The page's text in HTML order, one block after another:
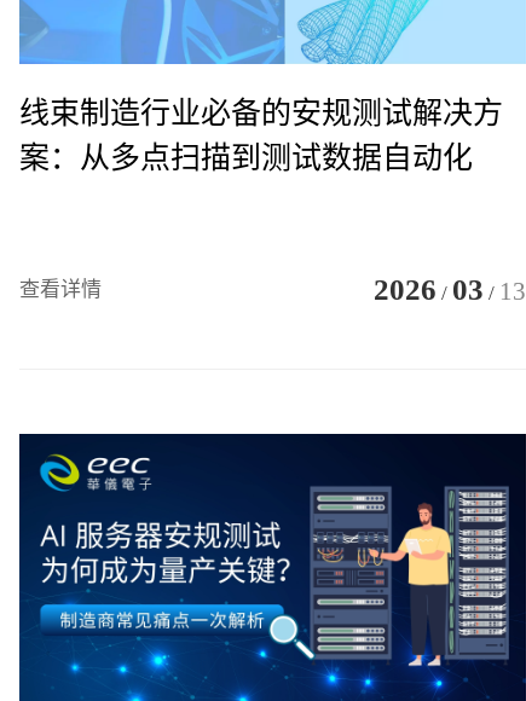
线束制造行业必备的安规测试解决方
案：从多点扫描到测试数据自动化
查看详情 2026 / 03 / 13